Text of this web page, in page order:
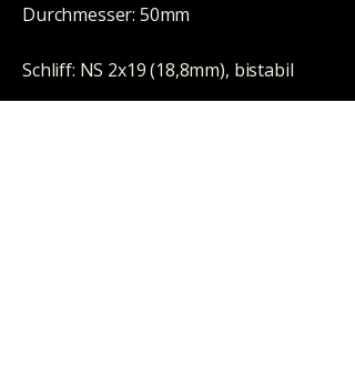
Durchmesser: 50mm
Schliff: NS 2x19 (18,8mm), bistabil